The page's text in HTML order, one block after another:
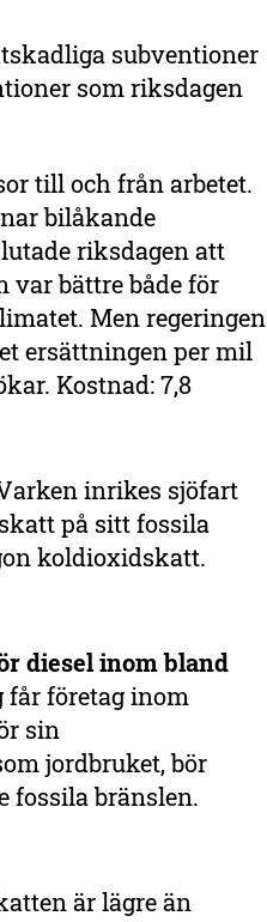
subventioner
som riksdagen
till och från arbetet.
bilåkande
riksdagen att
var bättre både för
Men regeringen
ersättningen per mil
Kostnad: 7,8
inrikes sjöfart
på sitt fossila
koldioxidskatt.
diesel inom bland
får företag inom
sin
jordbruket, bör
fossila bränslen.
är lägre än